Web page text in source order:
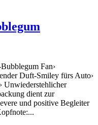
Fan›
Duft-Smiley fürs Auto›
Unwiederstehlicher
dient zur
und positive Begleiter